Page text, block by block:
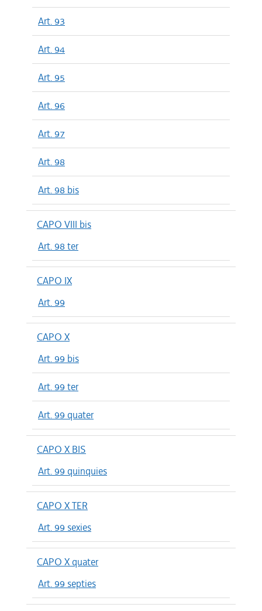
Art. 93
Art. 94
Art. 95
Art. 96
Art. 97
Art. 98
Art. 98 bis
CAPO VIII bis
Art. 98 ter
CAPO IX
Art. 99
CAPO X
Art. 99 bis
Art. 99 ter
Art. 99 quater
CAPO X BIS
Art. 99 quinquies
CAPO X TER
Art. 99 sexies
CAPO X quater
Art. 99 septies